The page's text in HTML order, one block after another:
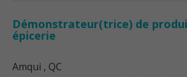
Démonstrateur(trice) de
épicerie
Amqui , QC